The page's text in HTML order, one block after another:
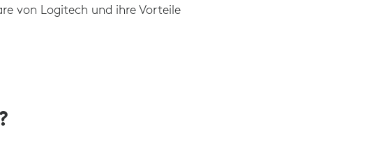
von Logitech und ihre Vorteile